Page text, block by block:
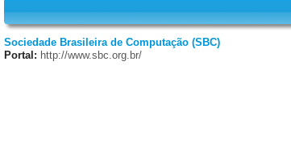
Sociedade Brasileira de Computação (SBC)
Portal: http://www.sbc.org.br/